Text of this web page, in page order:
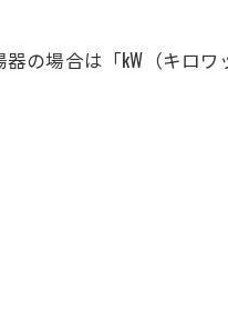
の場合は「kW（キロワ